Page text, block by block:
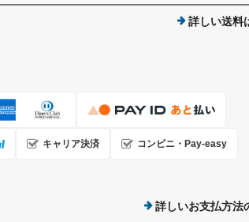
詳しい送料
キャリア決済 コンビニ・Pay-easy
詳しいお支払方法